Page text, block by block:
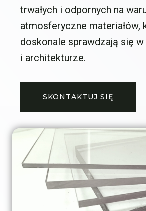
trwałych i odpornych na
atmosferyczne materiałów,
doskonale sprawdzają się
i architekturze.
SKONTAKTUJ SIĘ